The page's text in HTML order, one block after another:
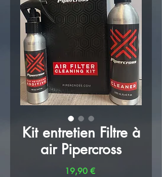
Kit entretien Filtre à
air Pipercross
19,90 €Prix